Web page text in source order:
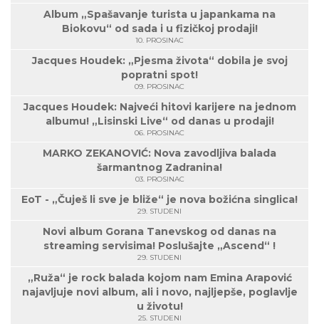
Album „Spašavanje turista u japankama na
Biokovu“ od sada i u fizičkoj prodaji!
10. PROSINAC
Jacques Houdek: „Pjesma života“ dobila je svoj
popratni spot!
09. PROSINAC
Jacques Houdek: Najveći hitovi karijere na jednom
albumu! „Lisinski Live“ od danas u prodaji!
06. PROSINAC
MARKO ZEKANOVIĆ: Nova zavodljiva balada
šarmantnog Zadranina!
03. PROSINAC
EoT - „Čuješ li sve je bliže“ je nova božićna singlica!
29. STUDENI
Novi album Gorana Tanevskog od danas na
streaming servisima! Poslušajte „Ascend“ !
29. STUDENI
„Ruža“ je rock balada kojom nam Emina Arapović
najavljuje novi album, ali i novo, najljepše, poglavlje
u životu!
25. STUDENI